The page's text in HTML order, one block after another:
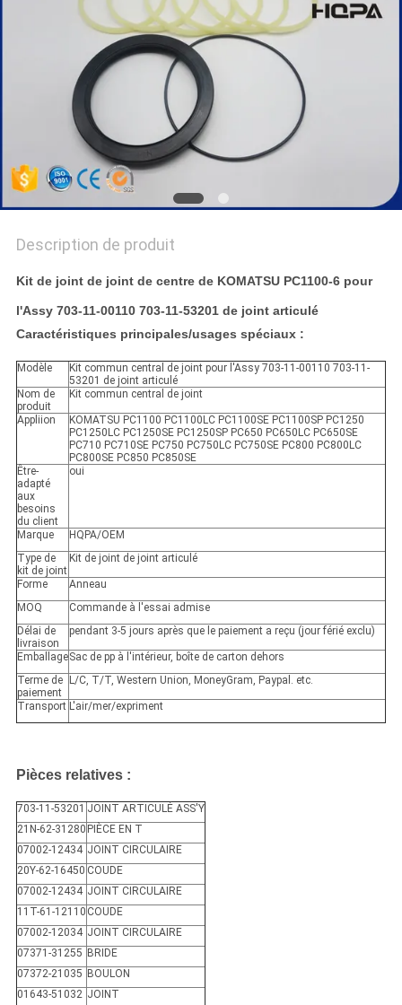
Description de produit
Kit de joint de joint de centre de KOMATSU PC1100-6 pour
l'Assy 703-11-00110 703-11-53201 de joint articulé
Caractéristiques principales/usages spéciaux :
Modèle
Kit commun central de joint pour l'Assy 703-11-00110 703-11-
53201 de joint articulé
Nom de
produit
Kit commun central de joint
Appliion
KOMATSU PC1100 PC1100LC PC1100SE PC1100SP PC1250
PC1250LC PC1250SE PC1250SP PC650 PC650LC PC650SE
PC710 PC710SE PC750 PC750LC PC750SE PC800 PC800LC
PC800SE PC850 PC850SE
Être-
adapté
aux
besoins
du client
oui
Marque
HQPA/OEM
Type de
kit de joint
Kit de joint de joint articulé
Forme
Anneau
MOQ
Commande à l'essai admise
Délai de
livraison
pendant 3-5 jours après que le paiement a reçu (jour férié exclu)
EmballageSac de pp à l'intérieur, boîte de carton dehors
Terme de
paiement
L/C, T/T, Western Union, MoneyGram, Paypal. etc.
Transport L'air/mer/expriment
Pièces relatives :
703-11-53201 JOINT ARTICULÉ ASS'Y
21N-62-31280 PIÈCE EN T
07002-12434 JOINT CIRCULAIRE
20Y-62-16450 COUDE
07002-12434 JOINT CIRCULAIRE
11T-61-12110 COUDE
07002-12034 JOINT CIRCULAIRE
07371-31255 BRIDE
07372-21035 BOULON
01643-51032 JOINT